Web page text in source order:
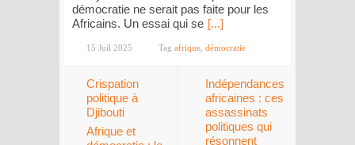
démocratie ne serait pas faite pour les
Africains. Un essai qui se [...]
15 Juil 2025 Tag afrique démocratie
Crispation
politique à
Djibouti
Afrique et
Indépendances
africaines : ces
assassinats
politiques qui
résonnent